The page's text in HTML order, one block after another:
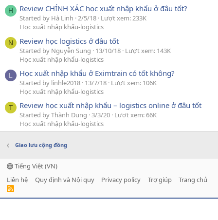
H Review CHÍNH XÁC học xuất nhập khẩu ở đâu tốt?
Started by Hà Linh 2/5/18 Lượt xem: 233K
Học xuất nhập khẩu-logistics
N Review học logistics ở đâu tốt
Started by Nguyễn Sung 13/10/18 Lượt xem: 143K
Học xuất nhập khẩu-logistics
L Học xuất nhập khẩu ở Eximtrain có tốt không?
Started by linhle2018 13/7/18 Lượt xem: 106K
Học xuất nhập khẩu-logistics
T Review học xuất nhập khẩu – logistics online ở đâu tốt
Started by Thành Dung 3/3/20 Lượt xem: 66K
Học xuất nhập khẩu-logistics
Giao lưu cộng đồng
Tiếng Việt (VN)
Liên hệ
Quy định và Nội quy Privacy policy Trợ giúp Trang chủ
R